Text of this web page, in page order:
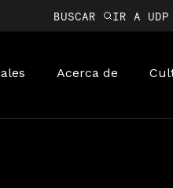
BUSCAR IR A UDP
Acerca de